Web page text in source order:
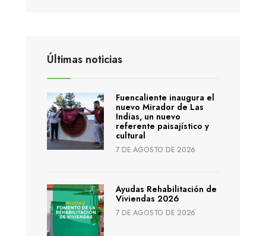
Últimas noticias
Fuencaliente inaugura el
nuevo Mirador de Las
Indias, un nuevo
referente paisajístico y
cultural
7 DE AGOSTO DE 2026
Ayudas Rehabilitación de
Viviendas 2026
7 DE AGOSTO DE 2026